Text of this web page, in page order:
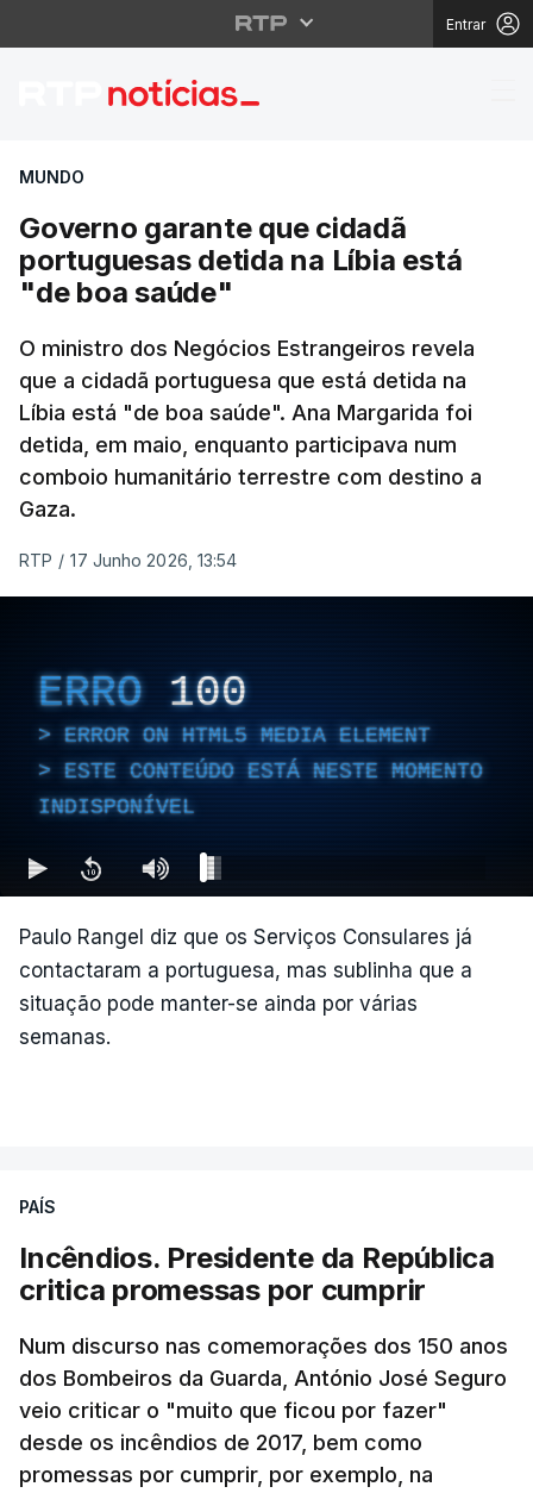
Entrar
Governo garante que
MUNDO
Governo garante que cidadã
portuguesas detida na Líbia está
"de boa saúde"
O ministro dos Negócios Estrangeiros revela
que a cidadã portuguesa que está detida na
Líbia está "de boa saúde". Ana Margarida foi
detida, em maio, enquanto participava num
comboio humanitário terrestre com destino a
Gaza.
RTP / 17 Junho 2026, 13:54
ERRO 100
ERROR ON HTML5 MEDIA ELEMENT
ESTE CONTEÚDO ESTÁ NESTE MOMENTO
INDISPONÍVEL
Paulo Rangel diz que os Serviços Consulares já
contactaram a portuguesa, mas sublinha que a
situação pode manter-se ainda por várias
semanas.
PAÍS
Incêndios. Presidente da República
critica promessas por cumprir
Num discurso nas comemorações dos 150 anos
dos Bombeiros da Guarda, António José Seguro
veio criticar o "muito que ficou por fazer"
desde os incêndios de 2017, bem como
promessas por cumprir, por exemplo, na